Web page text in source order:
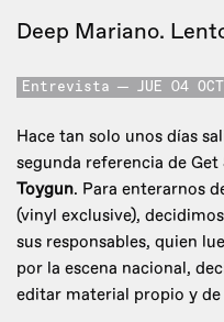
Deep Mariano.
Entrevista JUE 04
Hace tan solo unos días
segunda referencia de
Toygun. Para enterarnos
(vinyl exclusive),
sus responsables, quien
por la escena nacional,
editar material propio y de